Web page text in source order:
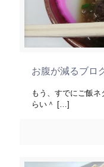
お腹が減るブロ
もう、すでにご飯
らい＾ […]